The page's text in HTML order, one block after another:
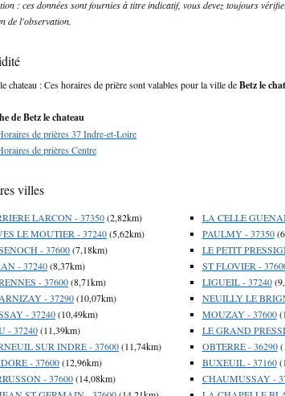
: ces données sont fournies à titre indicatif, vous devez toujours
de l'observation.
chateau : Ces horaires de prière sont valables pour la ville deBetz le
de Betz le chateau
de prières 37 Indre-et-Loire
de prières Centre
villes
LARCON - 37350(2,82km)
LE MOUTIER - 37240(5,62km)
- 37600(7,18km)
- 37240(8,37km)
- 37600(8,71km)
- 37290(10,07km)
- 37240(10,49km)
- 37240(11,39km)
SUR INDRE - 37600(11,74km)
- 37600(12,96km)
- 37600(14,08km)
LA CELLE
PAULMY - 37350
LE PETIT
ST FLOVIER -
LIGUEIL - 37240
NEUILLY LE
MOUZAY - 37600
LE GRAND
OBTERRE - 36290
BUXEUIL - 37160
CHAUMUSSAY -